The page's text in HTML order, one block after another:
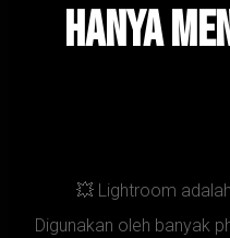
Hanya
💥 Lightroom
Digunakan oleh banyak